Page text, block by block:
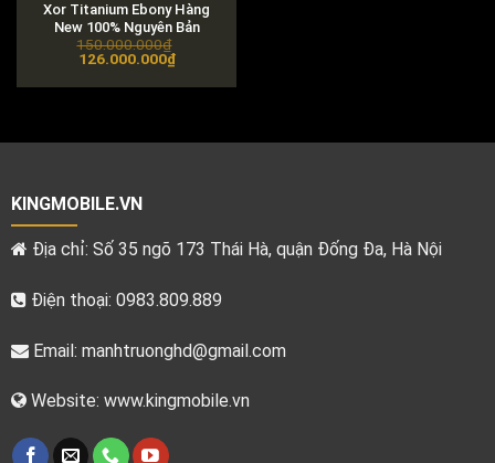
Xor Titanium Ebony Hàng
New 100% Nguyên Bản
150.000.000₫
Original
was:
126.000.000₫Current
price
is:
KINGMOBILE.VN
Địa chỉ: Số 35 ngõ 173 Thái Hà, quận Đống Đa, Hà Nội
Điện thoại: 0983.809.889
Email: manhtruonghd@gmail.com
Website: www.kingmobile.vn